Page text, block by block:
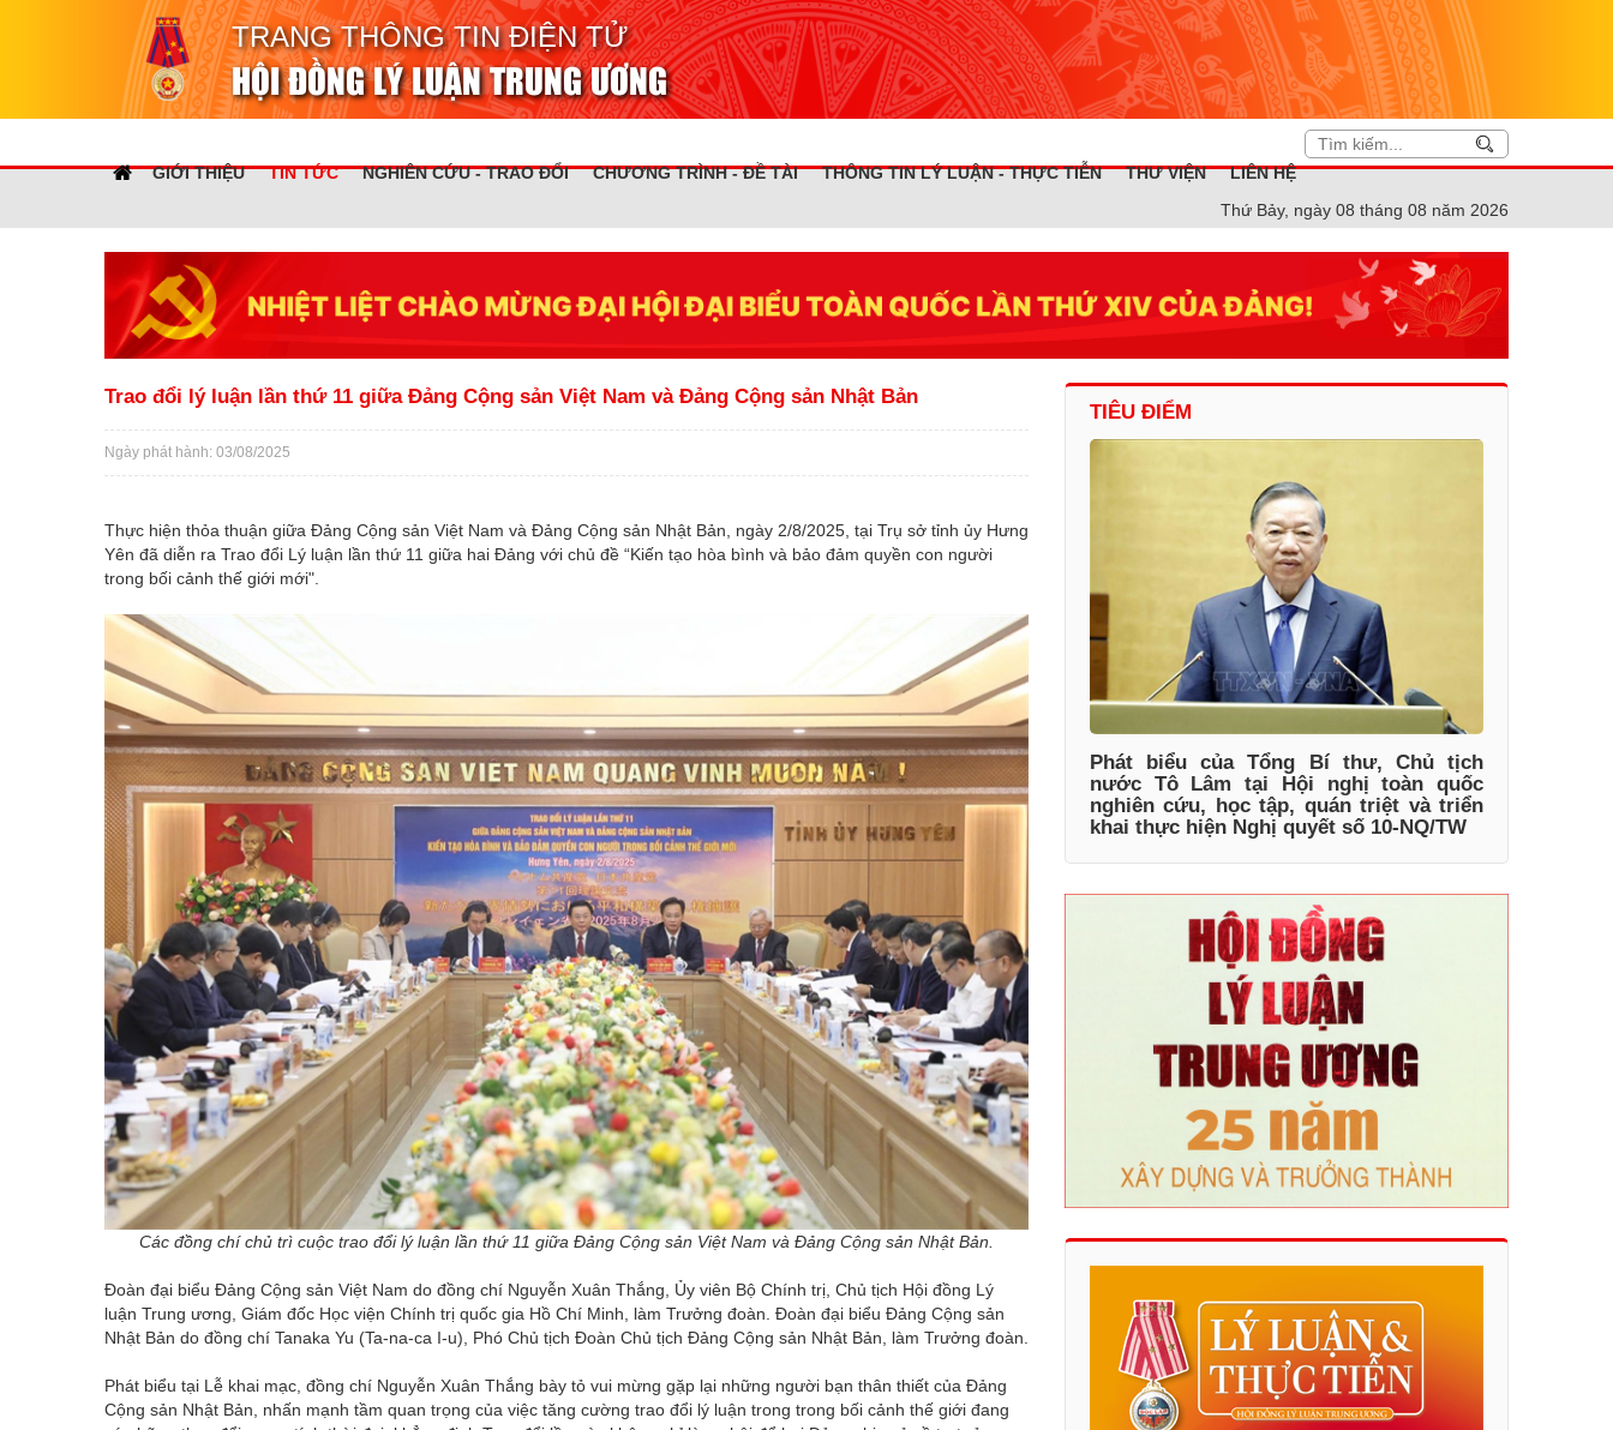
TRANG THÔNG TIN ĐIỆN TỬ
HỘI ĐỒNG LÝ LUẬN TRUNG ƯƠNG
GIỚI THIỆU TIN TỨC NGHIÊN CỨU - TRAO ĐỔI CHƯƠNG TRÌNH - ĐỀ TÀI THÔNG TIN LÝ LUẬN - THỰC TIỄN THƯ VIỆN
LIÊN HỆ
Thứ Bảy, ngày 08 tháng 08 năm 2026
Trao đổi lý luận lần thứ 11 giữa Đảng Cộng sản Việt Nam và Đảng Cộng sản Nhật Bản
Ngày phát hành: 03/08/2025
Thực hiện thỏa thuận giữa Đảng Cộng sản Việt Nam và Đảng Cộng sản Nhật Bản, ngày 2/8/2025, tại Trụ sở tỉnh ủy Hưng
Yên đã diễn ra Trao đổi Lý luận lần thứ 11 giữa hai Đảng với chủ đề “Kiến tạo hòa bình và bảo đảm quyền con người
trong bối cảnh thế giới mới".
Các đồng chí chủ trì cuộc trao đổi lý luận lần thứ 11 giữa Đảng Cộng sản Việt Nam và Đảng Cộng sản Nhật Bản.
Đoàn đại biểu Đảng Cộng sản Việt Nam do đồng chí Nguyễn Xuân Thắng, Ủy viên Bộ Chính trị, Chủ tịch Hội đồng Lý
luận Trung ương, Giám đốc Học viện Chính trị quốc gia Hồ Chí Minh, làm Trưởng đoàn. Đoàn đại biểu Đảng Cộng sản
Nhật Bản do đồng chí Tanaka Yu (Ta-na-ca I-u), Phó Chủ tịch Đoàn Chủ tịch Đảng Cộng sản Nhật Bản, làm Trưởng đoàn.
Phát biểu tại Lễ khai mạc, đồng chí Nguyễn Xuân Thắng bày tỏ vui mừng gặp lại những người bạn thân thiết của Đảng
Cộng sản Nhật Bản, nhấn mạnh tầm quan trọng của việc tăng cường trao đổi lý luận trong trong bối cảnh thế giới đang
TIÊU ĐIỂM
Phát biểu của Tổng Bí thư, Chủ tịch
nước Tô Lâm tại Hội nghị toàn quốc
nghiên cứu, học tập, quán triệt và triển
khai thực hiện Nghị quyết số 10-NQ/TW